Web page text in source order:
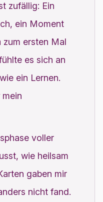
zufällig: Ein
ein Moment
zum ersten Mal
es sich an
ein Lernen.
voller
wie heilsam
gaben mir
nicht fand.